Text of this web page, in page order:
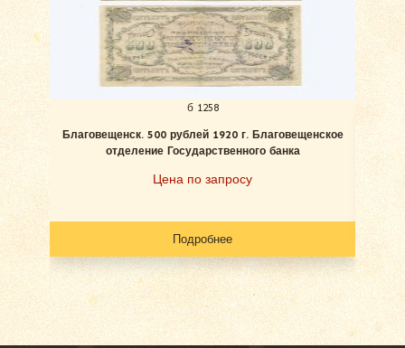
б 1258
Благовещенск. 500 рублей 1920 г. Благовещенское
отделение Государственного банка
Цена по запросу
Подробнее